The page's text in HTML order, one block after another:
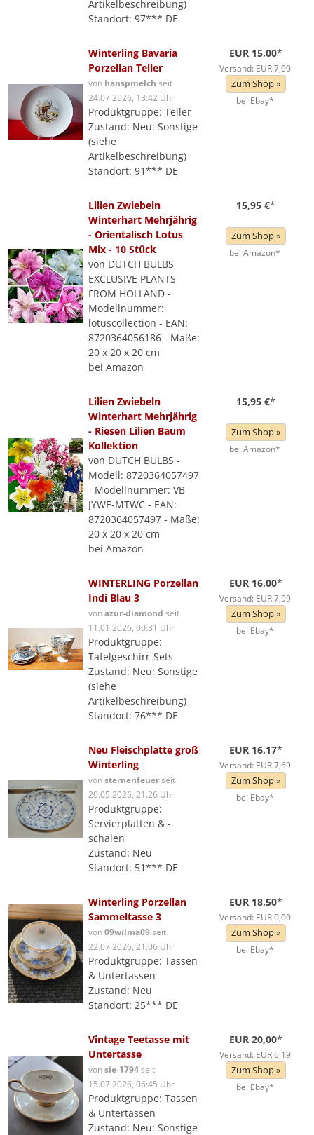
Artikelbeschreibung)
Standort: 97*** DE
Winterling Bavaria
Porzellan Teller
von hanspmelch seit
24.07.2026, 13:42 Uhr
Produktgruppe: Teller
Zustand: Neu: Sonstige
(siehe
Artikelbeschreibung)
Standort: 91*** DE
EUR 15,00*
Versand: EUR 7,00
Zum Shop »
bei Ebay*
Lilien Zwiebeln
Winterhart Mehrjährig
- Orientalisch Lotus
Mix - 10 Stück
von DUTCH BULBS
EXCLUSIVE PLANTS
FROM HOLLAND -
Modellnummer:
lotuscollection - EAN:
8720364056186 - Maße:
20 x 20 x 20 cm
bei Amazon
15,95 €*
Zum Shop »
bei Amazon*
Lilien Zwiebeln
Winterhart Mehrjährig
- Riesen Lilien Baum
Kollektion
von DUTCH BULBS -
Modell: 8720364057497
- Modellnummer: VB-
JYWE-MTWC - EAN:
8720364057497 - Maße:
20 x 20 x 20 cm
bei Amazon
15,95 €*
Zum Shop »
bei Amazon*
WINTERLING Porzellan
Indi Blau 3
vonazur-diamond seit
11.01.2026, 00:31 Uhr
Produktgruppe:
Tafelgeschirr-Sets
Zustand: Neu: Sonstige
(siehe
Artikelbeschreibung)
Standort: 76*** DE
EUR 16,00*
Versand: EUR 7,99
Zum Shop »
bei Ebay*
Neu Fleischplatte groß
Winterling
vonsternenfeuerseit
20.05.2026, 21:26 Uhr
Produktgruppe:
Servierplatten & -
schalen
Zustand: Neu
Standort: 51*** DE
EUR 16,17*
Versand: EUR 7,69
Zum Shop »
bei Ebay*
Winterling Porzellan
Sammeltasse 3
von09wilma09seit
22.07.2026, 21:06 Uhr
Produktgruppe: Tassen
& Untertassen
Zustand: Neu
Standort: 25*** DE
EUR 18,50*
Versand: EUR 0,00
Zum Shop »
bei Ebay*
Vintage Teetasse mit
Untertasse
vonsie-1794seit
15.07.2026, 06:45 Uhr
Produktgruppe: Tassen
& Untertassen
Zustand: Neu: Sonstige
EUR 20,00*
Versand: EUR 6,19
Zum Shop »
bei Ebay*